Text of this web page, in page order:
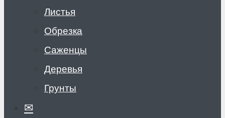
Листья
Обрезка
Саженцы
Деревья
Грунты
✉